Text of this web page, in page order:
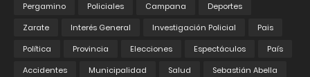
Pergamino Policiales Campana
Deportes
Zarate
Interés General Investigación Policial
Pais
Política
Provincia Elecciones Espectáculos
País
Accidentes
Municipalidad Salud
Sebastián Abella